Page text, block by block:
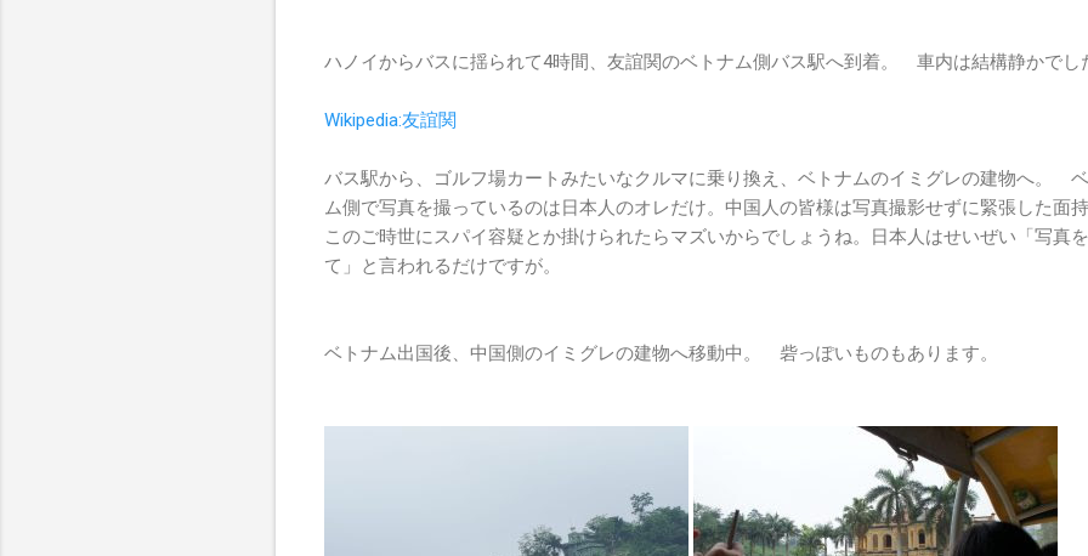
ハノイからバスに揺られて4時間、友誼関のベトナム側バス駅へ到着。 車内は結構静かでし
Wikipedia:友誼関
バス駅から、ゴルフ場カートみたいなクルマに乗り換え、ベトナムのイミグレの建物へ。
ム側で写真を撮っているのは日本人のオレだけ。中国人の皆様は写真撮影せずに緊張した面
このご時世にスパイ容疑とか掛けられたらマズいからでしょうね。日本人はせいぜい「写真
て」と言われるだけですが。
ベトナム出国後、中国側のイミグレの建物へ移動中。 砦っぽいものもあります。